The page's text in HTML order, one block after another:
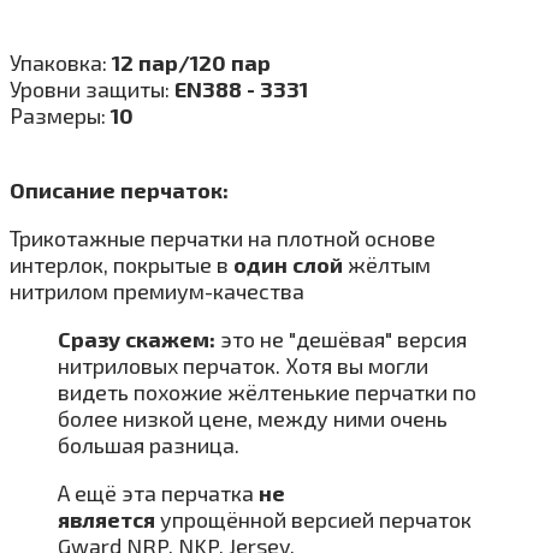
Упаковка: 12 пар/120 пар
Уровни защиты: EN388 - 3331
Размеры: 10
Описание перчаток:
Трикотажные перчатки на плотной основе
интерлок, покрытые в один слой жёлтым
нитрилом премиум-качества
Сразу скажем: это не "дешёвая" версия
нитриловых перчаток. Хотя вы могли
видеть похожие жёлтенькие перчатки по
более низкой цене, между ними очень
большая разница.
А ещё эта перчатка не
являетсяупрощённой версией перчаток
Gward NRP, NKP, Jersey.